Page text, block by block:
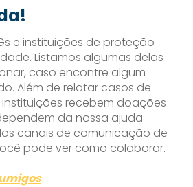
e instituições de proteção
Listamos algumas delas
caso encontre algum
Além de relatar casos de
recebem doações
da nossa ajuda
canais de comunicação de
pode ver como colaborar.